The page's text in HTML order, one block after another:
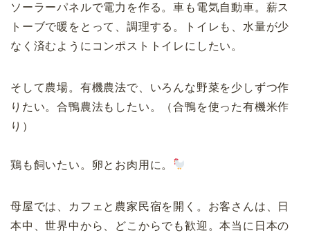
ソーラーパネルで電力を作る。車も電気自動車。薪ス
トーブで暖をとって、調理する。トイレも、水量が少
なく済むようにコンポストトイレにしたい。
そして農場。有機農法で、いろんな野菜を少しずつ作
りたい。合鴨農法もしたい。（合鴨を使った有機米作
り）
鶏も飼いたい。卵とお肉用に。
母屋では、カフェと農家民宿を開く。お客さんは、日
本中、世界中から、どこからでも歓迎。本当に日本の